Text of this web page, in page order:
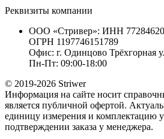
Реквизиты компании
ООО «Стривер»: ИНН
ОГРН 1197746151789
Офис: г. Одинцово Трёхгорная
Пн-Пт: 09:00-18:00
© 2019-2026 Striwer
Информация на сайте носит
является публичной офертой.
единицу измерения и комплектацию
подтверждении заказа у менеджера.